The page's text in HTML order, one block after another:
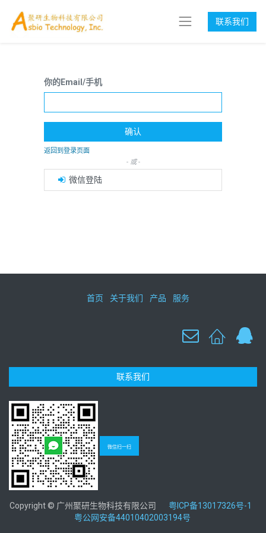
联系我们
你的Email/手机
确认
返回到登录页面
- 或 -
微信登陆
首页 关于我们 产品 服务
联系我们
微信扫一扫
Copyright © 广州聚研生物科技有限公司 粤ICP备13017326号-1
粤公网安备44010402003194号